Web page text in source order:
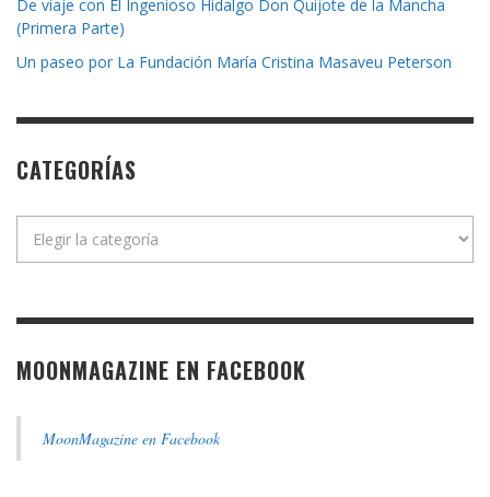
De viaje con El Ingenioso Hidalgo Don Quijote de la Mancha
(Primera Parte)
Un paseo por La Fundación María Cristina Masaveu Peterson
CATEGORÍAS
MOONMAGAZINE EN FACEBOOK
MoonMagazine en Facebook